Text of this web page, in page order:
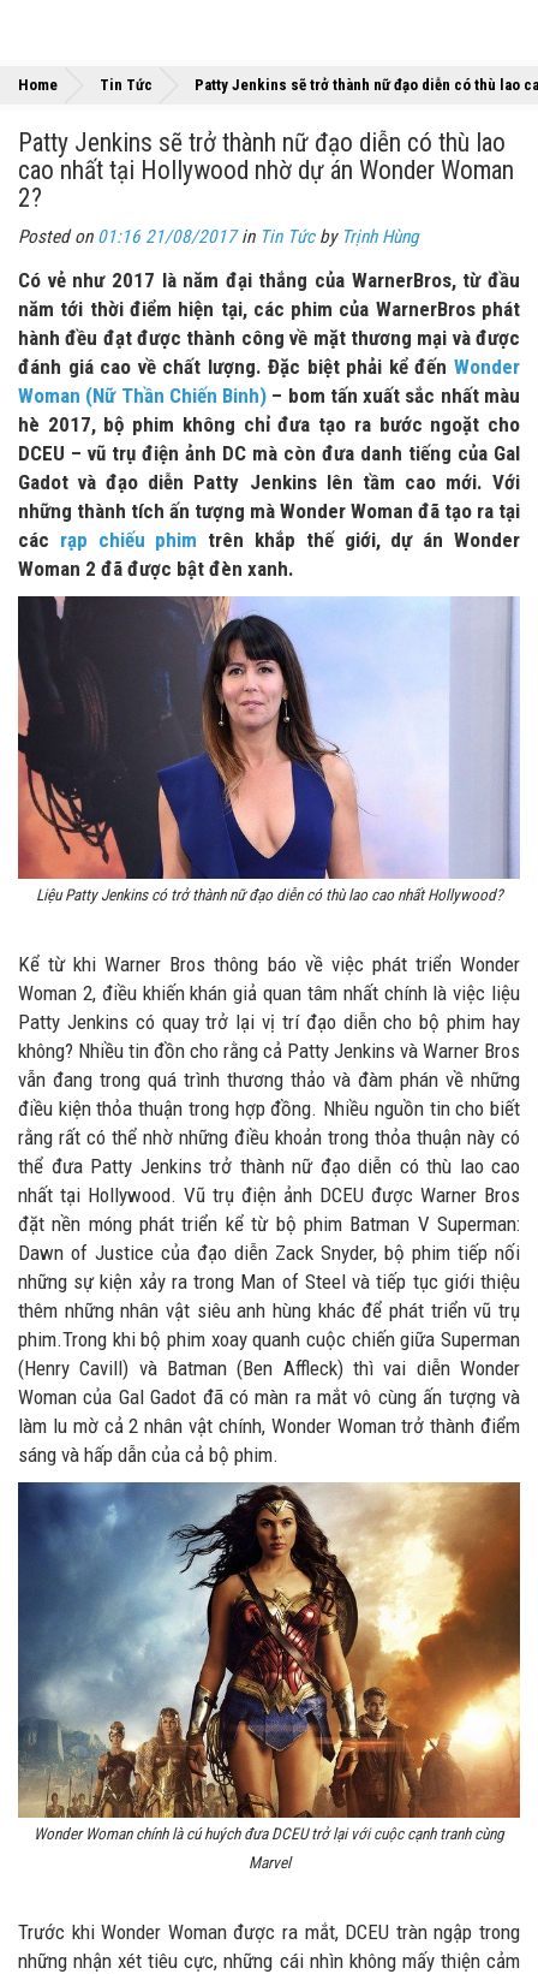
Home Tin Tức Patty Jenkins sẽ trở thành nữ đạo diễn có thù lao
Patty Jenkins sẽ trở thành nữ đạo diễn có thù lao
cao nhất tại Hollywood nhờ dự án Wonder Woman
2?
Posted on 01:16 21/08/2017in Tin Tứcby Trịnh Hùng
Có vẻ như 2017 là năm đại thắng của WarnerBros, từ đầu
năm tới thời điểm hiện tại, các phim của WarnerBros phát
hành đều đạt được thành công về mặt thương mại và được
đánh giá cao về chất lượng. Đặc biệt phải kể đến Wonder
Woman (Nữ Thần Chiến Binh) – bom tấn xuất sắc nhất màu
hè 2017, bộ phim không chỉ đưa tạo ra bước ngoặt cho
DCEU – vũ trụ điện ảnh DC mà còn đưa danh tiếng của Gal
Gadot và đạo diễn Patty Jenkins lên tầm cao mới. Với
những thành tích ấn tượng mà Wonder Woman đã tạo ra tại
các rạp chiếu phim trên khắp thế giới, dự án Wonder
Woman 2 đã được bật đèn xanh.
Liệu Patty Jenkins có trở thành nữ đạo diễn có thù lao cao nhất Hollywood?
Kể từ khi Warner Bros thông báo về việc phát triển Wonder
Woman 2, điều khiến khán giả quan tâm nhất chính là việc liệu
Patty Jenkins có quay trở lại vị trí đạo diễn cho bộ phim hay
không? Nhiều tin đồn cho rằng cả Patty Jenkins và Warner Bros
vẫn đang trong quá trình thương thảo và đàm phán về những
điều kiện thỏa thuận trong hợp đồng. Nhiều nguồn tin cho biết
rằng rất có thể nhờ những điều khoản trong thỏa thuận này có
thể đưa Patty Jenkins trở thành nữ đạo diễn có thù lao cao
nhất tại Hollywood. Vũ trụ điện ảnh DCEU được Warner Bros
đặt nền móng phát triển kể từ bộ phim Batman V Superman:
Dawn of Justice của đạo diễn Zack Snyder, bộ phim tiếp nối
những sự kiện xảy ra trong Man of Steel và tiếp tục giới thiệu
thêm những nhân vật siêu anh hùng khác để phát triển vũ trụ
phim.Trong khi bộ phim xoay quanh cuộc chiến giữa Superman
(Henry Cavill) và Batman (Ben Affleck) thì vai diễn Wonder
Woman của Gal Gadot đã có màn ra mắt vô cùng ấn tượng và
làm lu mờ cả 2 nhân vật chính, Wonder Woman trở thành điểm
sáng và hấp dẫn của cả bộ phim.
Wonder Woman chính là cú huých đưa DCEU trở lại với cuộc cạnh tranh cùng
Marvel
Trước khi Wonder Woman được ra mắt, DCEU tràn ngập trong
những nhận xét tiêu cực, những cái nhìn không mấy thiện cảm